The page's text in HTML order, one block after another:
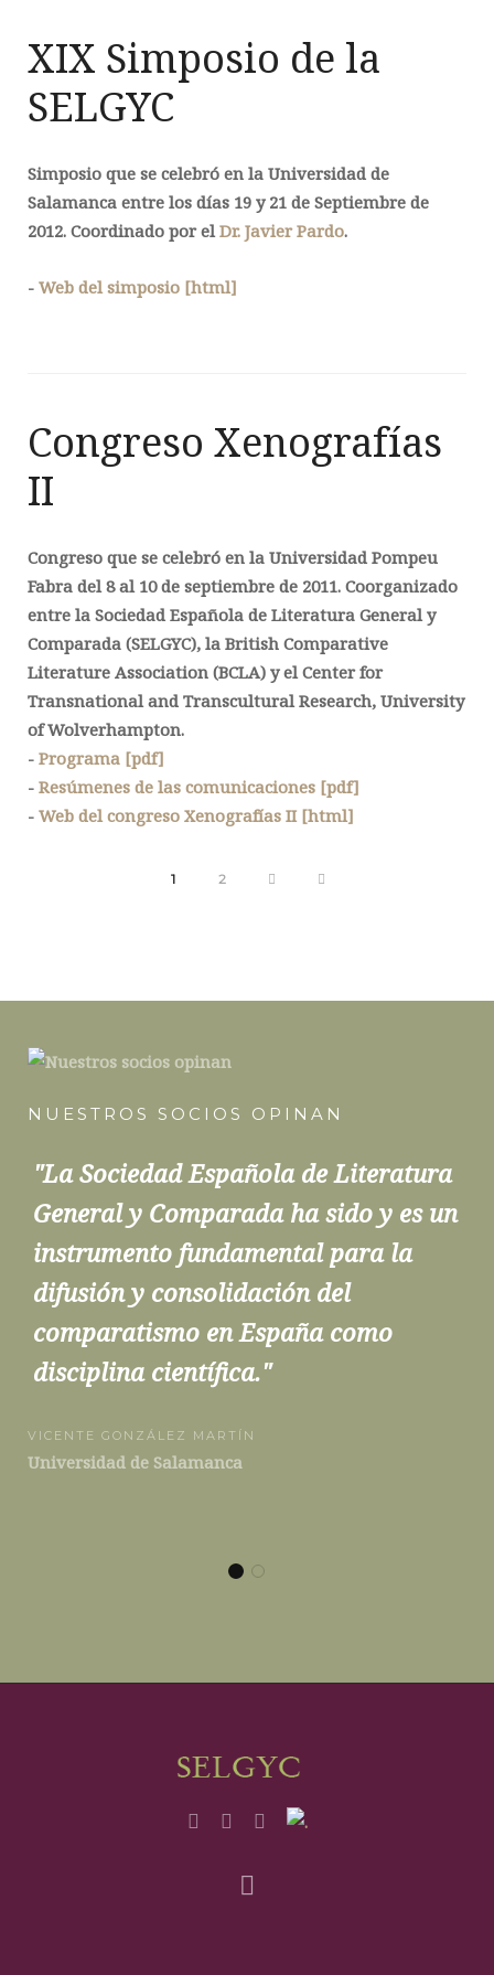
XIX Simposio de la
SELGYC
Simposio que se celebró en la Universidad de
Salamanca entre los días 19 y 21 de Septiembre de
2012. Coordinado por elDr. Javier Pardo.
- Web del simposio [html]
Congreso Xenografías
II
Congreso que se celebró en la Universidad Pompeu
Fabra del8 al 10 de septiembre de 2011. Coorganizado
entre la Sociedad Española de Literatura General y
Comparada (SELGYC), la British Comparative
Literature Association (BCLA) y el Center for
Transnational and Transcultural Research, University
of Wolverhampton.
- Programa [pdf]
- Resúmenes de las comunicaciones [pdf]
- Web del congreso Xenografías II [html]
1 2
NUESTROS SOCIOS OPINAN
"La Sociedad Española de Literatura
General y Comparada ha sido y es un
instrumento fundamental para la
difusión y consolidación del
comparatismo en España como
disciplina científica."
VICENTE GONZÁLEZ MARTÍN
Universidad de Salamanca
Nuestros socios opinan
Nuestros socios opinan